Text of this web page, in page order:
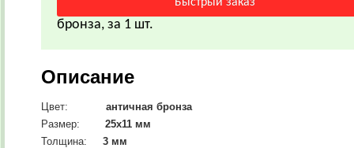
бронза, за 1 шт.
Описание
Цвет:
античная бронза
Размер: 25х11 мм
Толщина: 3 мм